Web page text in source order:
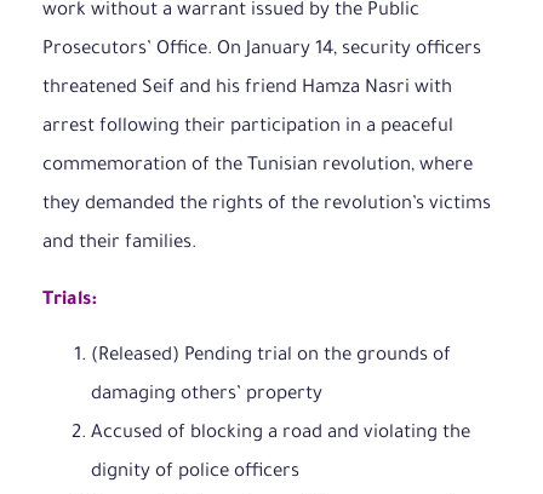
work without a warrant issued by the Public
Prosecutors’ Office. On January 14, security officers
threatened Seif and his friend Hamza Nasri with
arrest following their participation in a peaceful
commemoration of the Tunisian revolution, where
they demanded the rights of the revolution’s victims
and their families.
Trials:
(Released) Pending trial on the grounds of
damaging others’ property
Accused of blocking a road and violating the
dignity of police officers